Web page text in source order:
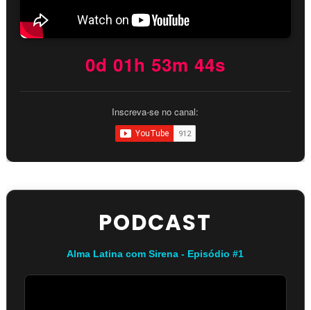
0d 01h 53m 43s
Inscreva-se no canal:
PODCAST
Alma Latina com Sirena - Episódio #1